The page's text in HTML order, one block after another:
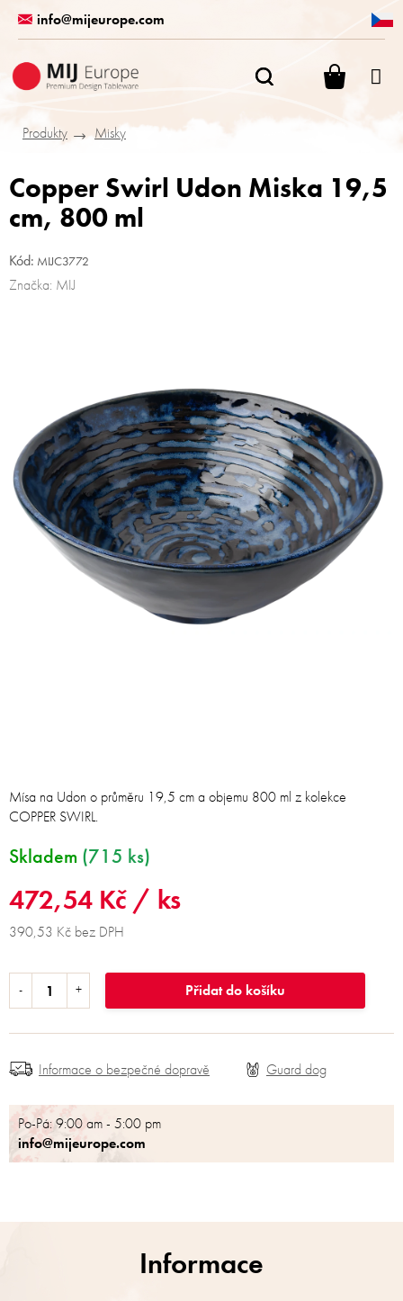
obsah
info@mijeurope.com
Produkty
Misky
Copper Swirl Udon Miska 19,5
cm, 800 ml
Kód: MIJC3772
Značka: MIJ
472,54 Kč / ks
390,53 Kč bez DPH
Skladem (715 ks)
Přidat do košíku
Mísa na Udon o průměru 19,5 cm a objemu 800 ml z kolekce
COPPER SWIRL.
Po-Pá: 9:00 am - 5:00 pm
info@mijeurope.com
Informace o bezpečné dopravě